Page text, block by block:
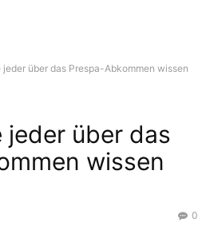
jeder über das Prespa-Abkommen wissen
jeder über das
wissen
0